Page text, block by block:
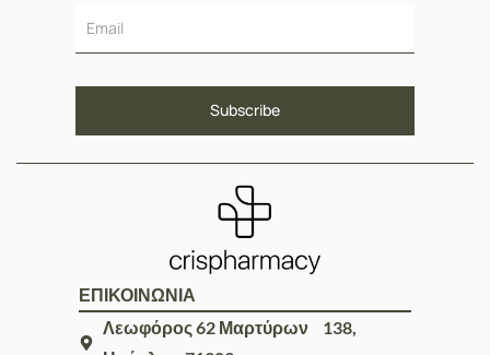
ΕΠΙΚΟΙΝΩΝΙΑ
Λεωφόρος 62 Μαρτύρων 138,